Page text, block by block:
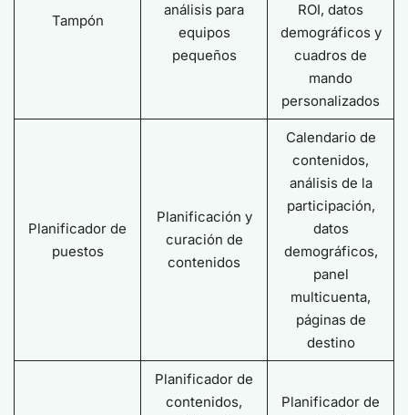
Tampón
análisis para
equipos
pequeños
ROI, datos
demográficos y
cuadros de
mando
personalizados
Planificador de
puestos
Planificación y
curación de
contenidos
Calendario de
contenidos,
análisis de la
participación,
datos
demográficos,
panel
multicuenta,
páginas de
destino
Planificador de
contenidos,
Planificador de